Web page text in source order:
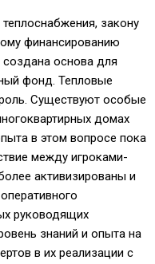
закону
финансированию
основа для
фонд. Тепловые
Существуют особые
домах
в этом вопросе пока
между игроками-
активизированы и
руководящих
знаний и опыта на
в их реализации с